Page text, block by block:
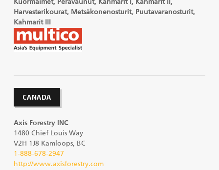
Kuormaimet, Perävaunut, Kahmarit I, Kahmarit II,
Harvesterikourat, Metsäkonenosturit, Puutavaranosturit,
Kahmarit III
CANADA
Axis Forestry INC
1480 Chief Louis Way
V2H 1J8 Kamloops, BC
1-888-678-2947
http://www.axisforestry.com